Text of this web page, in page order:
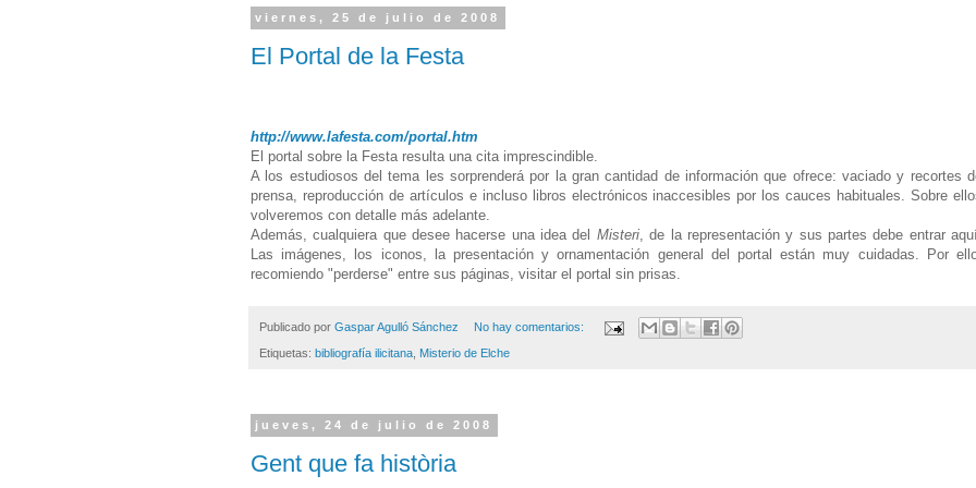
viernes, 25 de julio de 2008
El Portal de la Festa
http://www.lafesta.com/portal.htm
El portal sobre la Festa resulta una cita imprescindible.
A los estudiosos del tema les sorprenderá por la gran cantidad de información que ofrece: vaciado y recortes
prensa, reproducción de artículos e incluso libros electrónicos inaccesibles por los cauces habituales. Sobre
volveremos con detalle más adelante.
Además, cualquiera que desee hacerse una idea del Misteri, de la representación y sus partes debe entrar
Las imágenes, los iconos, la presentación y ornamentación general del portal están muy cuidadas. Por
recomiendo "perderse" entre sus páginas, visitar el portal sin prisas.
Publicado por Gaspar Agulló Sánchez No hay comentarios:
Etiquetas: bibliografía ilicitana Misterio de Elche
jueves, 24 de julio de 2008
Gent que fa història